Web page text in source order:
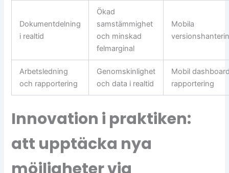
Dokumentdelning
i realtid
Ökad
samstämmighet
och minskad
felmarginal
Mobila
Arbetsledning
och rapportering
Genomskinlighet
och data i realtid
Mobil
rapportering
Innovation i praktiken:
att upptäcka nya